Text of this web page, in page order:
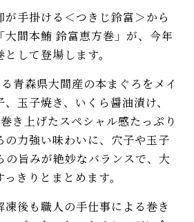
手掛ける＜つきじ鈴富＞から
大間本鮪 鈴富恵方巻」が、今年
して登場します。
青森県大間産の本まぐろをメイ
玉子焼き、いくら醤油漬け、
き上げたスペシャル感たっぷり
の力強い味わいに、穴子や玉子
の旨みが絶妙なバランスで、大
きりとまとめます。
後も職人の手仕事による巻き